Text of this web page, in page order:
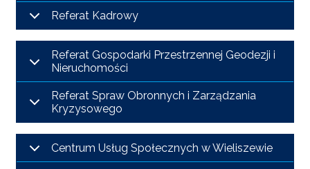
Referat Kadrowy
Referat Gospodarki Przestrzennej Geodezji i
Nieruchomości
Referat Spraw Obronnych i Zarządzania
Kryzysowego
Centrum Usług Społecznych w Wieliszewie